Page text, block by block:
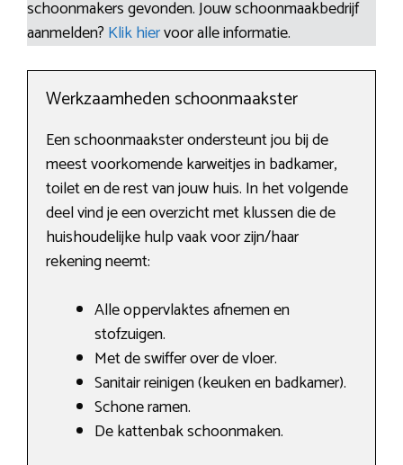
schoonmakers gevonden. Jouw schoonmaakbedrijf
aanmelden? Klik hiervoor alle informatie.
Werkzaamheden schoonmaakster
Een schoonmaakster ondersteunt jou bij de
meest voorkomende karweitjes in badkamer,
toilet en de rest van jouw huis. In het volgende
deel vind je een overzicht met klussen die de
huishoudelijke hulp vaak voor zijn/haar
rekening neemt:
Alle oppervlaktes afnemen en
stofzuigen.
Met de swiffer over de vloer.
Sanitair reinigen (keuken en badkamer).
Schone ramen.
De kattenbak schoonmaken.